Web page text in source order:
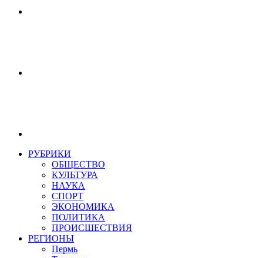
РУБРИКИ
ОБЩЕСТВО
КУЛЬТУРА
НАУКА
СПОРТ
ЭКОНОМИКА
ПОЛИТИКА
ПРОИСШЕСТВИЯ
РЕГИОНЫ
Пермь